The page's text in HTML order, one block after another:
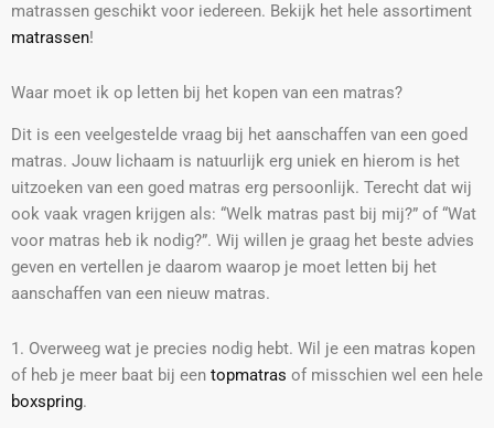
matrassen geschikt voor iedereen. Bekijk het hele assortiment
matrassen!
Waar moet ik op letten bij het kopen van een matras?
Dit is een veelgestelde vraag bij het aanschaffen van een goed
matras. Jouw lichaam is natuurlijk erg uniek en hierom is het
uitzoeken van een goed matras erg persoonlijk. Terecht dat wij
ook vaak vragen krijgen als: “Welk matras past bij mij?” of “Wat
voor matras heb ik nodig?”. Wij willen je graag het beste advies
geven en vertellen je daarom waarop je moet letten bij het
aanschaffen van een nieuw matras.
1. Overweeg wat je precies nodig hebt. Wil je een matras kopen
of heb je meer baat bij een topmatras of misschien wel een hele
boxspring.